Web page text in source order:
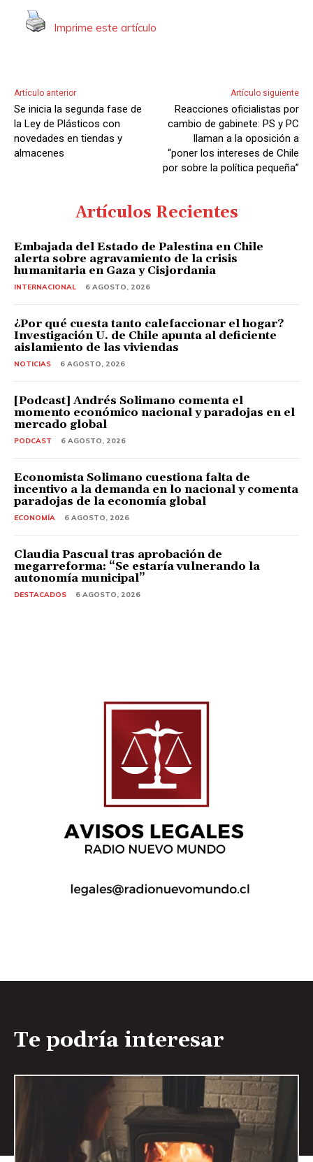
Imprime este artículo
Artículo anterior
Se inicia la segunda fase de
la Ley de Plásticos con
novedades en tiendas y
almacenes
Artículo siguiente
Reacciones oficialistas por
cambio de gabinete: PS y PC
llaman a la oposición a
“poner los intereses de Chile
por sobre la política pequeña”
Artículos Recientes
Embajada del Estado de Palestina en Chile
alerta sobre agravamiento de la crisis
humanitaria en Gaza y Cisjordania
INTERNACIONAL 6 AGOSTO, 2026
¿Por qué cuesta tanto calefaccionar el hogar?
Investigación U. de Chile apunta al deficiente
aislamiento de las viviendas
NOTICIAS 6 AGOSTO, 2026
[Podcast] Andrés Solimano comenta el
momento económico nacional y paradojas en el
mercado global
PODCAST 6 AGOSTO, 2026
Economista Solimano cuestiona falta de
incentivo a la demanda en lo nacional y comenta
paradojas de la economía global
ECONOMÍA 6 AGOSTO, 2026
Claudia Pascual tras aprobación de
megarreforma: “Se estaría vulnerando la
autonomía municipal”
DESTACADOS 6 AGOSTO, 2026
Te podría interesar